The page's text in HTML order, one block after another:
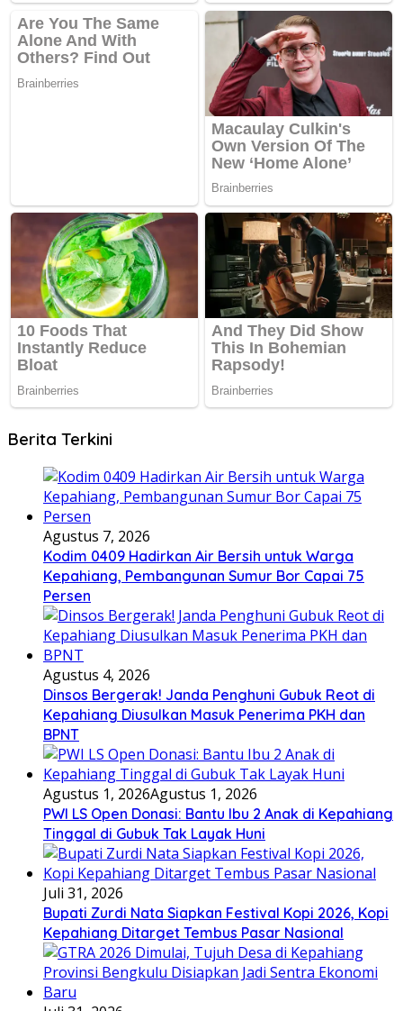
Berita Terkini
Agustus 7, 2026
Kodim 0409 Hadirkan Air Bersih untuk Warga
Kepahiang, Pembangunan Sumur Bor Capai 75
Persen
Agustus 4, 2026
Dinsos Bergerak! Janda Penghuni Gubuk Reot di
Kepahiang Diusulkan Masuk Penerima PKH dan
BPNT
Agustus 1, 2026Agustus 1, 2026
PWI LS Open Donasi: Bantu Ibu 2 Anak di Kepahiang
Tinggal di Gubuk Tak Layak Huni
Juli 31, 2026
Bupati Zurdi Nata Siapkan Festival Kopi 2026, Kopi
Kepahiang Ditarget Tembus Pasar Nasional